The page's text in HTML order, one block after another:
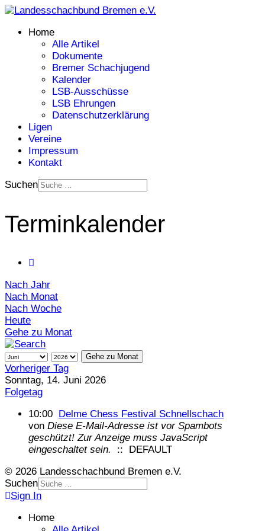
Home
Alle Artikel
Dokumente
Bremer Schachjugend
Kalender
LSB-Ausschüsse
LSB Ehrungen
Datenschutzerklärung
Ligen
Vereine
Impressum
Kontakt
Suchen
Terminkalender
Nach Jahr
Nach Monat
Nach Woche
Heute
Gehe zu Monat
Gehe zu Monat
Vorheriger Tag
Sonntag, 14. Juni 2026
Folgetag
10:00
Delme Chess Festival Schnellschach
von Diese E-Mail-Adresse ist vor Spambots
geschützt! Zur Anzeige muss JavaScript
eingeschaltet sein.
:: DEFAULT
© 2026 Landesschachbund Bremen e.V.
Suchen
Sign In
Home